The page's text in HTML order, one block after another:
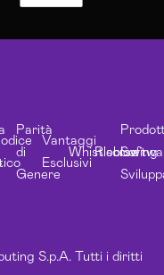
S.p.A. Tutti i diritti
Parità
di
Genere
Vantaggi
Esclusivi
Whistleblowing
Risorse